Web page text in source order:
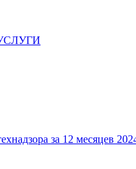
за 12 месяцев